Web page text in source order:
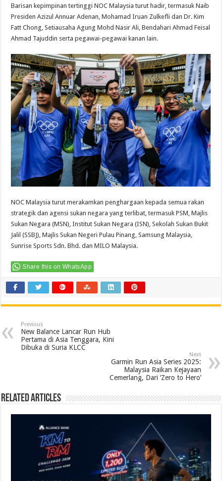
Barisan kepimpinan tertinggi NOC Malaysia turut hadir, termasuk Naib
Presiden Azizul Annuar Adenan, Mohamad Iruan Zulkefli dan Dr. Kim
Fatt Chong, Setiausaha Agung Mohd Nasir Ali, Bendahari Ahmad Feisal
Ahmad Tajuddin serta pegawai-pegawai kanan lain.
NOC Malaysia turut merakamkan penghargaan kepada semua rakan
strategik dan agensi sukan negara yang terlibat, termasuk PSM, Majlis
Sukan Negara (MSN), Institut Sukan Negara (ISN), Sekolah Sukan Bukit
Jalil (SSBJ), Majlis Sukan Negeri Pulau Pinang, Samsung Malaysia,
Sunrise Sports Sdn. Bhd. dan MILO Malaysia.
Share this on WhatsApp
Previous
New Balance Lancar Run Hub
Pertama di Asia Tenggara, Kini
Dibuka di Suria KLCC
Next
Garmin Run Asia Series 2025:
Malaysia Raikan Kejayaan
Cemerlang, Dari ‘Zero to Hero’
Related Articles